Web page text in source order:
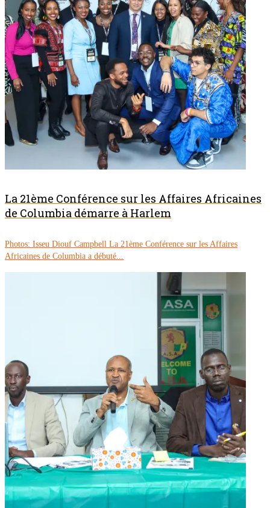
La 21ème Conférence sur les Affaires Africaines
de Columbia démarre à Harlem
Photos: Isseu Diouf Campbell La 21ème Conférence sur les Affaires
Africaines de Columbia a débuté...